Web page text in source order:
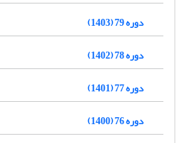
دوره 79 (1403)
دوره 78 (1402)
دوره 77 (1401)
دوره 76 (1400)